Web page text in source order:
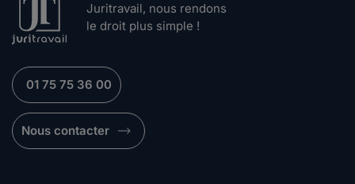
Juritravail, nous rendons
le droit plus simple !
01 75 75 36 00
Nous contacter